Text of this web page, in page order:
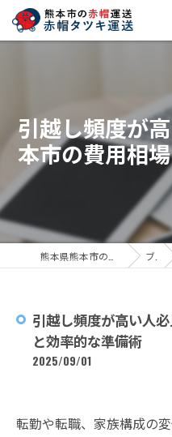
引越し頻度が
本市の費用相
ブログ
引越し頻度が高い人
と効率的な準備術
2025/09/01
転勤や転職、家族構成の